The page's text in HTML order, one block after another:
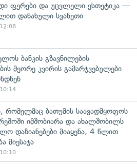
ფერები და უცვლელი ესთეტიკა —
დანახული სვანეთი
ბანკის გზავნილების
მეორე კვირის გამარჯვებულები
რომელმაც ბათუმის საავადმყოფოს
იმშობიარა და ახალშობილს
დაზიანებები მიაყენა, 4 წლით
მიესაჯა